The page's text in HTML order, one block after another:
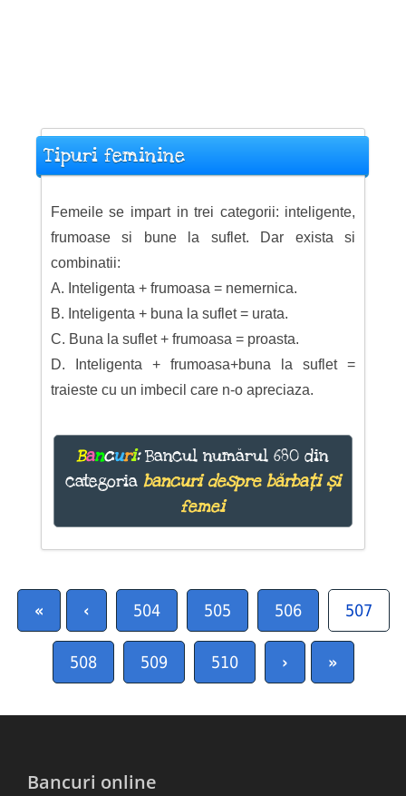
Tipuri feminine
Femeile se impart in trei categorii: inteligente,
frumoase si bune la suflet. Dar exista si
combinatii:
A. Inteligenta + frumoasa = nemernica.
B. Inteligenta + buna la suflet = urata.
C. Buna la suflet + frumoasa = proasta.
D. Inteligenta + frumoasa+buna la suflet =
traieste cu un imbecil care n-o apreciaza.
Bancuri:Bancul numărul 680 din
categoria bancuri despre bărbați și
femei
« ‹ 504 505 506 507
508 509 510 › »
Bancuri online